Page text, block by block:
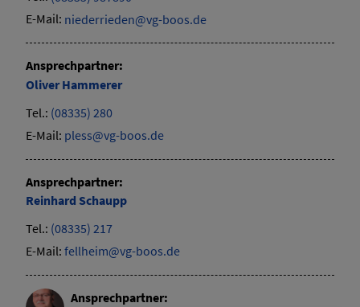
E-Mail: niederrieden@vg-boos.de
Ansprechpartner:
OliverHammerer
Tel.: (08335) 280
E-Mail: pless@vg-boos.de
Ansprechpartner:
Reinhard Schaupp
Tel.: (08335) 217
E-Mail: fellheim@vg-boos.de
Ansprechpartner: